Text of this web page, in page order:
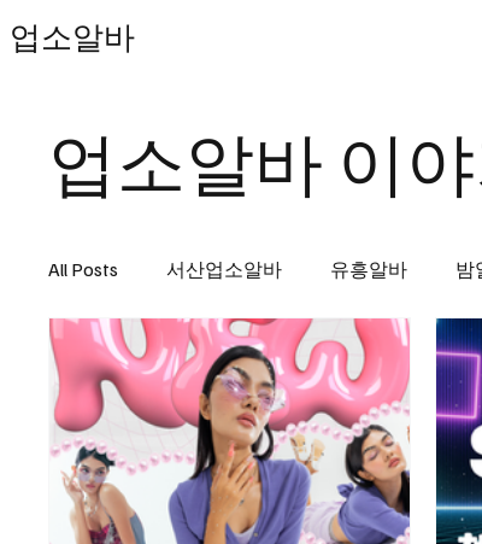
업소알바
업소알바 이
All Posts 서산업소알바 유흥알바 밤
천안마사지알바 마사지알바 마사
스웨디시 단기유흥알바 신도림스